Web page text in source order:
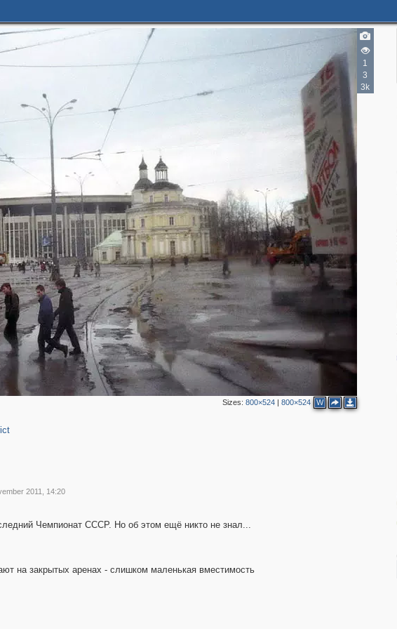
1
3
3k
Sizes: 800×524| 800×524 W
2011, 14:20
Чемпионат СССР. Но об этом ещё никто не знал...
на закрытых аренах - слишком маленькая вместимость